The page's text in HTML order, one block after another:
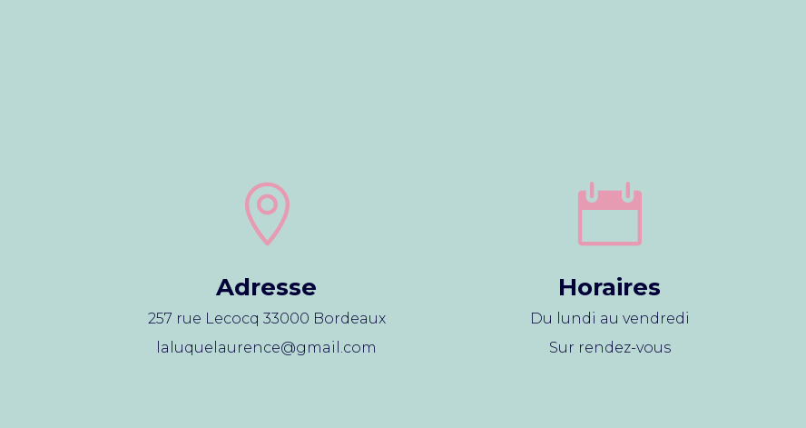

Adresse
257 rue Lecocq 33000 Bordeaux
laluquelaurence@gmail.com

Horaires
Du lundi au vendredi
Sur rendez-vous